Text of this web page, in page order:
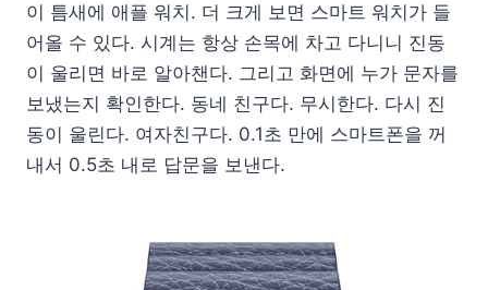
이 틈새에 애플 워치. 더 크게 보면 스마트 워치가 들
어올 수 있다. 시계는 항상 손목에 차고 다니니 진동
이 울리면 바로 알아챈다. 그리고 화면에 누가 문자를
보냈는지 확인한다. 동네 친구다. 무시한다. 다시 진
동이 울린다. 여자친구다. 0.1초 만에 스마트폰을 꺼
내서 0.5초 내로 답문을 보낸다.